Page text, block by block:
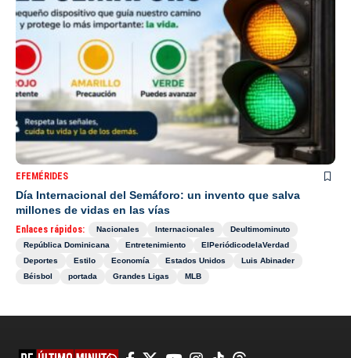
EFEMÉRIDES
Día Internacional del Semáforo: un invento que salva
millones de vidas en las vías
Enlaces rápidos: Nacionales Internacionales
Deultimominuto
República Dominicana
Entretenimiento
ElPeriódicodelaVerdad
Deportes
Estilo Economía Estados Unidos
Luis Abinader
Béisbol
portada Grandes Ligas MLB